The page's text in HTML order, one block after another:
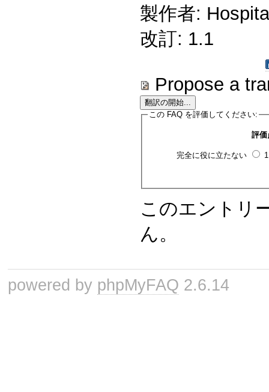
製作者:
改訂: 1.1
Propose a
この FAQ を評価してください:
評価
完全に役に立たない
このエントリ
ん。
powered by phpMyFAQ 2.6.14